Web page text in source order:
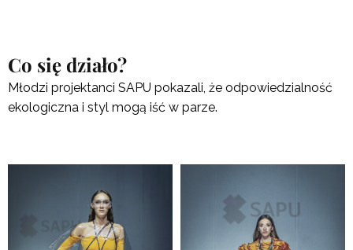
Co się działo?
Młodzi projektanci SAPU pokazali, że odpowiedzialność
ekologiczna i styl mogą iść w parze.